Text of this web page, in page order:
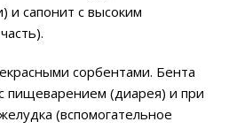
и сапонит с высоким
сорбентами. Бента
пищеварением (диарея) и при
(вспомогательное